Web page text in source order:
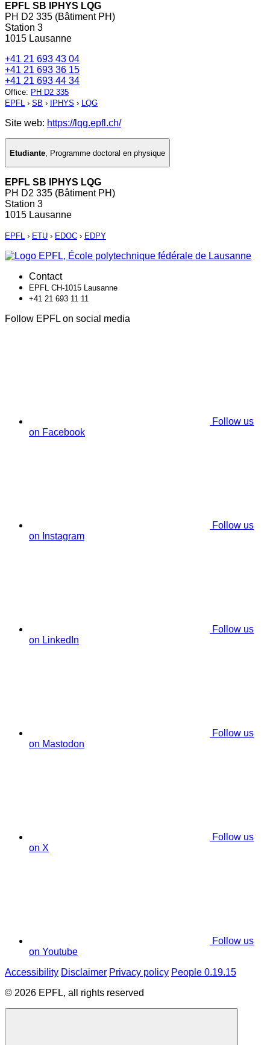
EPFL SB IPHYS LQG
PH D2 335 (Bâtiment PH)
Station 3
1015 Lausanne
+41 21 693 43 04
+41 21 693 36 15
+41 21 693 44 34
Office: PH D2 335
EPFL › SB › IPHYS › LQG
Site web: https://lqg.epfl.ch/
Etudiante Programme doctoral en physique
EPFL SB IPHYS LQG
PH D2 335 (Bâtiment PH)
Station 3
1015 Lausanne
EPFL › ETU › EDOC › EDPY
Contact
EPFL CH-1015 Lausanne
+41 21 693 11 11
Follow EPFL on social media
Follow us
on Facebook
Follow us
on Instagram
Follow us
on LinkedIn
Follow us
on Mastodon
Follow us
on X
Follow us
on Youtube
Accessibility Disclaimer Privacy policy People 0.19.15
© 2026 EPFL, all rights reserved